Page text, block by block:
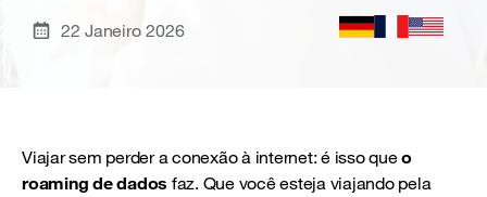
22 Janeiro 2026
Viajar sem perder a conexão à internet: é isso queo
roaming de dados faz. Que você esteja viajando pela